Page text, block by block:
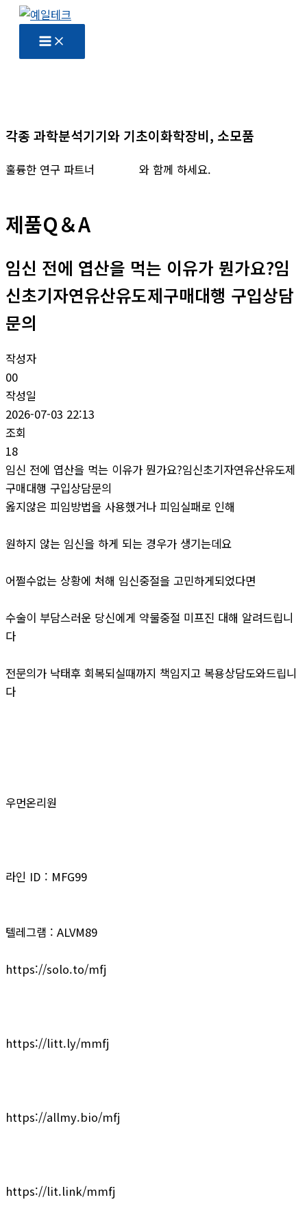
기
각종 과학분석기기와 기초이화학장비, 소모품
훌륭한 연구 파트너 와 함께 하세요.
제품Q＆A
임신 전에 엽산을 먹는 이유가 뭔가요?임
신초기자연유산유도제구매대행 구입상담
문의
작성자
00
작성일
2026-07-03 22:13
조회
18
임신 전에 엽산을 먹는 이유가 뭔가요?임신초기자연유산유도제
구매대행 구입상담문의
옳지않은 피임방법을 사용했거나 피임실패로 인해
원하지 않는 임신을 하게 되는 경우가 생기는데요
어쩔수없는 상황에 처해 임신중절을 고민하게되었다면
수술이 부담스러운 당신에게 약물중절 미프진 대해 알려드립니
다
전문의가 낙태후 회복되실때까지 책임지고 복용상담도와드립니
다
우먼온리원
라인 ID : MFG99
텔레그램 : ALVM89
https://solo.to/mfj
https://litt.ly/mmfj
https://allmy.bio/mfj
https://lit.link/mmfj